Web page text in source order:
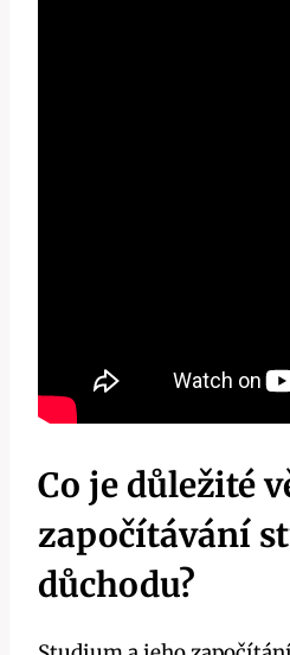
Co je důležité
započítávání
důchodu?